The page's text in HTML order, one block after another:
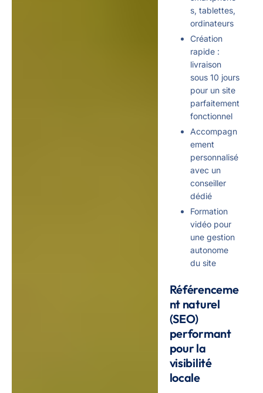
s, tablettes,
ordinateurs
Création
rapide :
livraison
sous 10 jours
pour un site
parfaitement
fonctionnel
Accompagn
ement
personnalisé
avec un
conseiller
dédié
Formation
vidéo pour
une gestion
autonome
du site
Référenceme
nt naturel
(SEO)
performant
pour la
visibilité
locale